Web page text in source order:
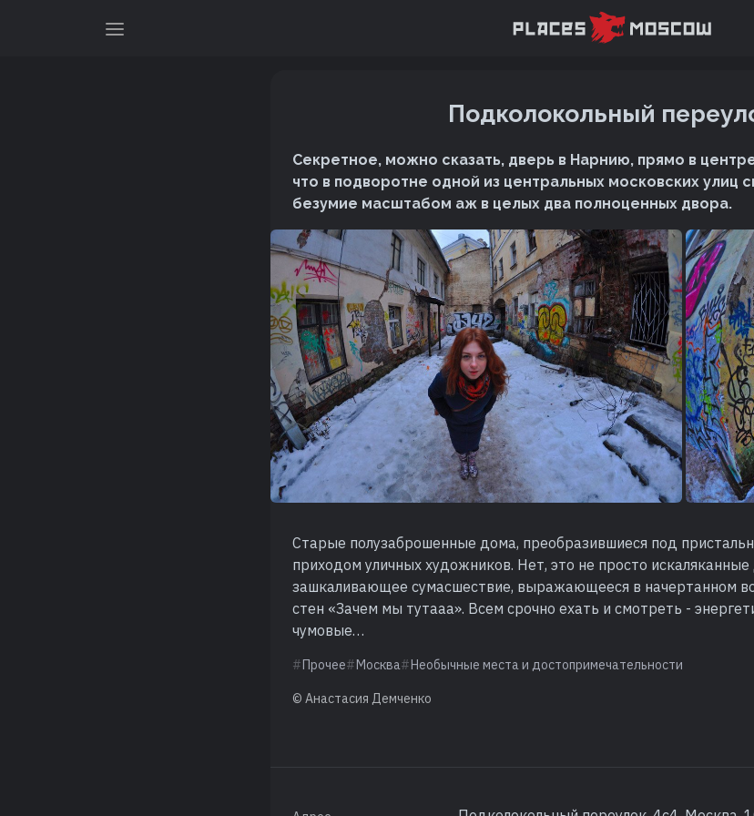
Подколокольный
Секретное, можно сказать, дверь в Нарнию, прямо в
что в подворотне одной из центральных московских улиц
безумие масштабом аж в целых два полноценных двора.
Старые полузаброшенные дома, преобразившиеся под
приходом уличных художников. Нет, это не просто
зашкаливающее сумасшествие, выражающееся в начертанном
стен «Зачем мы тутааа». Всем срочно ехать и смотреть -
чумовые…
Прочее Москва Необычные места и достопримечательности
© Анастасия Демченко